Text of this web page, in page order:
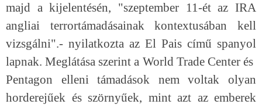
majd a kijelentésén, "szeptember 11-ét az IRA
angliai terrortámadásainak kontextusában kell
vizsgálni".- nyilatkozta az El Pais című spanyol
lapnak. Meglátása szerint a World Trade Center és
Pentagon elleni támadások nem voltak olyan
horderejűek és szörnyűek, mint azt az emberek